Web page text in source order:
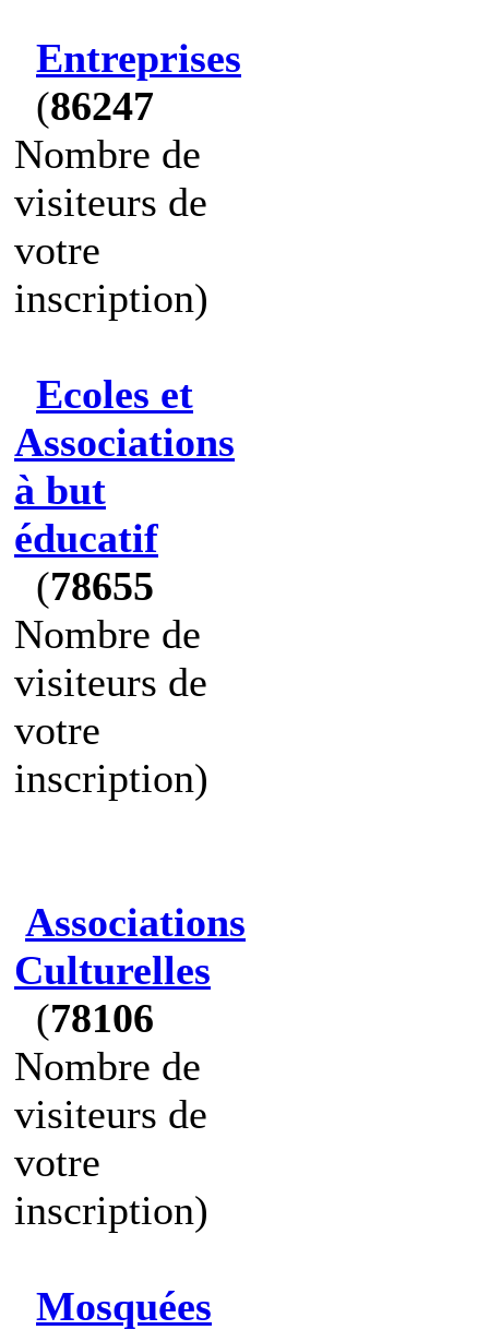
Entreprises
(86247
Nombre de
visiteurs de
votre
inscription)
Ecoles et
Associations
à but
éducatif
(78655
Nombre de
visiteurs de
votre
inscription)
Associations
Culturelles
(78106
Nombre de
visiteurs de
votre
inscription)
Mosquées